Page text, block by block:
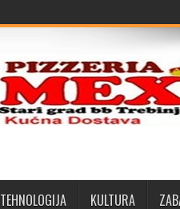
TEHNOLOGIJA KULTURA